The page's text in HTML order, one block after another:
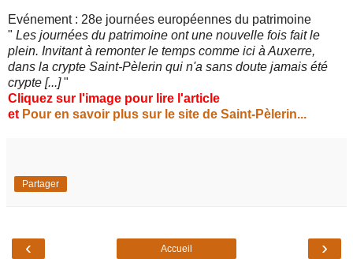
Evénement : 28e journées européennes du patrimoine
" Les journées du patrimoine ont une nouvelle fois fait le
plein. Invitant à remonter le temps comme ici à Auxerre,
dans la crypte Saint-Pèlerin qui n'a sans doute jamais été
crypte [...]"
Cliquez sur l'image pour lire l'article
et Pour en savoir plus sur le site de Saint-Pèlerin...
Partager
‹ ›
Accueil